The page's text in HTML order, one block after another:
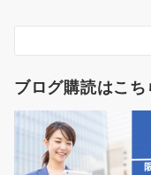
ブログ購読はこち